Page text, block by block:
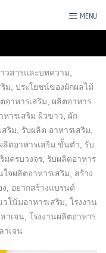
MENU
วสารและบทความ
ม ประโยชน์ของผักผลไม้
อาหารเสริม
ผลิตอาหาร
หารเสริม ผิวขาว
ผัก
สริม รับผลิต อาหารเสริม
ลิตอาหารเสริม ขั้นต่ำ
รับ
มครบวงจร รับผลิตอาหาร
ใจผลิตอาหารเสริม
สร้าง
อยากสร้างแบรนด์
วโน้มอาหารเสริม โรงงาน
าเจน โรงงานผลิตอาหาร
าเจน